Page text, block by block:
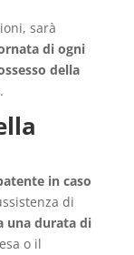
sarà
di ogni
della
in caso
di
una durata di
o il